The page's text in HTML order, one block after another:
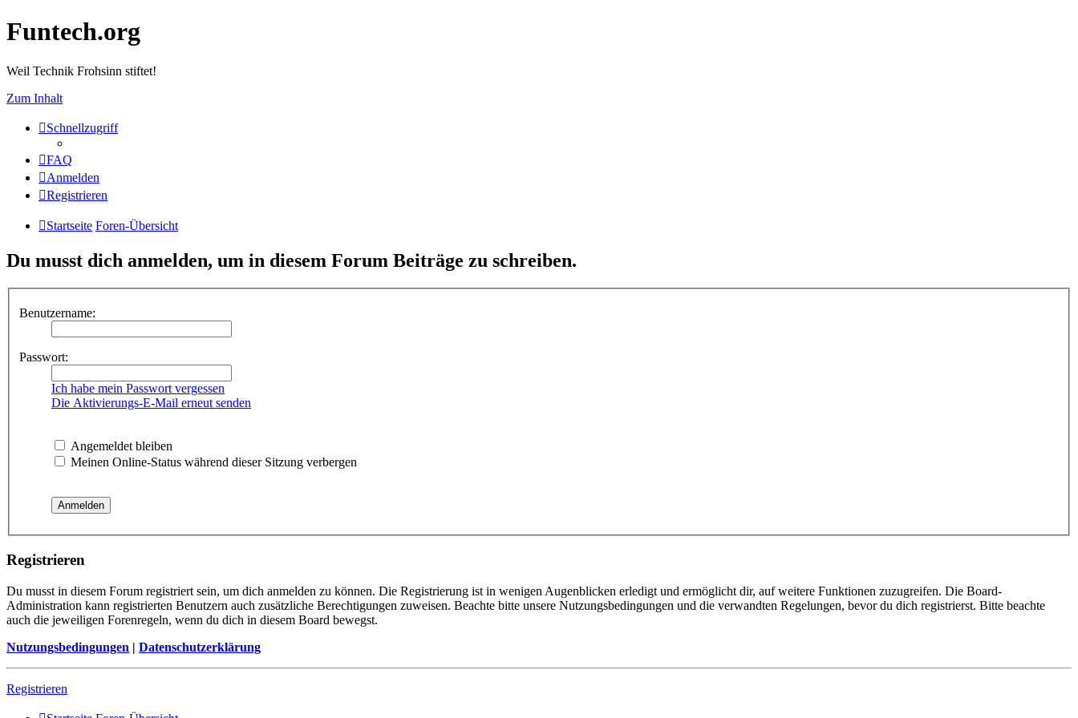
Funtech.org
Weil Technik Frohsinn stiftet!
Zum Inhalt
Schnellzugriff
FAQ
Anmelden
Registrieren
Startseite Foren-Übersicht
Du musst dich anmelden, um in diesem Forum Beiträge zu schreiben.
Benutzername:
Passwort:
Ich habe mein Passwort vergessen
Die Aktivierungs-E-Mail erneut senden
Angemeldet bleiben
Meinen Online-Status während dieser Sitzung verbergen
Registrieren
Du musst in diesem Forum registriert sein, um dich anmelden zu können. Die Registrierung ist in wenigen Augenblicken erledigt und ermöglicht dir, auf weitere Funktionen zuzugreifen. Die Board-
Administration kann registrierten Benutzern auch zusätzliche Berechtigungen zuweisen. Beachte bitte unsere Nutzungsbedingungen und die verwandten Regelungen, bevor du dich registrierst. Bitte beachte
auch die jeweiligen Forenregeln, wenn du dich in diesem Board bewegst.
Nutzungsbedingungen | Datenschutzerklärung
Registrieren